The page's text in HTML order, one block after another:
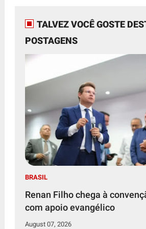
TALVEZ VOCÊ GOSTE
POSTAGENS
BRASIL
Renan Filho chega à
com apoio evangélico
August 07, 2026